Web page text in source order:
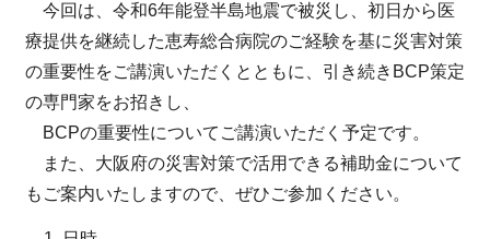
今回は、令和6年能登半島地震で被災し、初日から医
療提供を継続した恵寿総合病院のご経験を基に災害対策
の重要性をご講演いただくとともに、引き続きBCP策定
の専門家をお招きし、
BCPの重要性についてご講演いただく予定です。
また、大阪府の災害対策で活用できる補助金について
もご案内いたしますので、ぜひご参加ください。